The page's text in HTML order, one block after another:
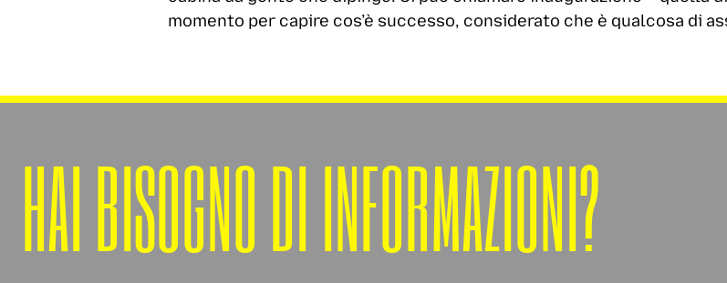
momento per capire cos’è successo, considerato che è qualcosa di
HAI BISOGNO DI INFORMAZIONI?